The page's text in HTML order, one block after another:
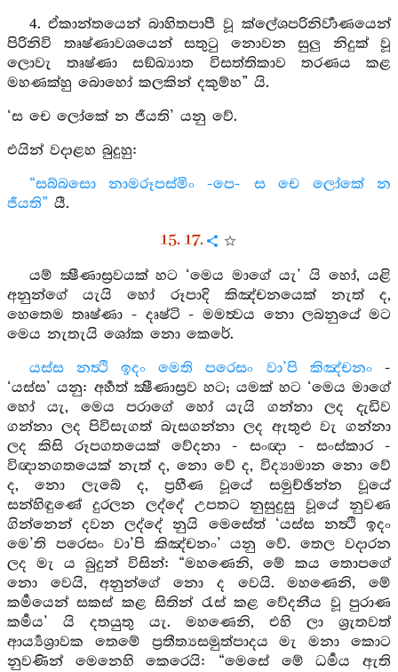
4. ඒකාන්තයෙන් බාහිතපාපී වූ ක්ලේශපරිනිර්‍වාණයෙන්
පිරිනිවි තෘෂ්ණාවශයෙන් සතුටු නොවන සුලු නිදුක් වූ
ලොවැ තෘෂ්ණා සඞ්ඛ්‍යාත විසත්තිකාව තරණය කළ
මහණක්හු බොහෝ කලකින් දකුම්හ” යි.
‘ස චෙ ලෝකේ න ජීයති’ යනු වේ.
එයින් වදාළහ බුදුහු:
“සබ්බසො නාමරූපස්මිං -පෙ- ස චෙ ලෝකේ න
ජීයති” යී.
15. 17.
යම් ක්‍ෂීණාස්‍රවයක් හට ‘මෙය මාගේ යැ’ යි හෝ, යළි
අනුන්ගේ යැයි හෝ රූපාදි කිඤ්චනයෙක් නැත් ද,
හෙතෙම තෘෂ්ණා - දෘෂ්ටි - මමත්‍වය නො ලබනුයේ මට
මෙය නැතැයි ශෝක නො කෙරේ.
යස්ස නත්‍ථි ඉදං මෙති පරෙසං වා’පි කිඤ්චනං-
‘යස්ස’ යනු: අර්‍හත් ක්‍ෂීණාස්‍රව හට; යමක් හට ‘මෙය මාගේ
හෝ යැ, මෙය පරාගේ හෝ යැයි ගන්නා ලද දැඩිව
ගන්නා ලද පිවිසැගත් බැසගන්නා ලද ඇතුළු වැ ගන්නා
ලද කිසි රූපගතයෙක් වේදනා - සංඥා - සංස්කාර -
විඥානගතයෙක් නැත් ද, නො වේ ද, විද්‍යාමාන නො වේ
ද, නො ලැබේ ද, ප්‍රහීණ වූයේ සමුච්ඡින්න වූයේ
සන්හිඳුණේ දුරලන ලද්දේ උපතට නුසුදුසු වූයේ නුවණ
ගින්නෙන් දවන ලද්දේ නුයි මෙසේත් ‘යස්ස නත්‍ථි ඉදං
මෙ’ති පරෙසං වා’පි කිඤ්චනං’ යනු වේ. තෙල වදාරන
ලද මැ ය බුදුන් විසින්: “මහණෙනි, මේ කය තොපගේ
නො වෙයි, අනුන්ගේ නො ද වෙයි. මහණෙනි, මේ
කර්‍මයෙන් සකස් කළ සිතින් රැස් කළ වේදනීය වූ පුරාණ
කර්‍මය’ යි දතයුතු යැ. මහණෙනි, එහි ලා ශ්‍රැතවත්
ආර්‍ය්‍යශ්‍රාවක තෙමේ ප්‍රතීත්‍යසමුත්පාදය මැ මනා කොට
නුවණින් මෙනෙහි කෙරෙයි: “මෙසේ මේ ධර්‍මය ඇති